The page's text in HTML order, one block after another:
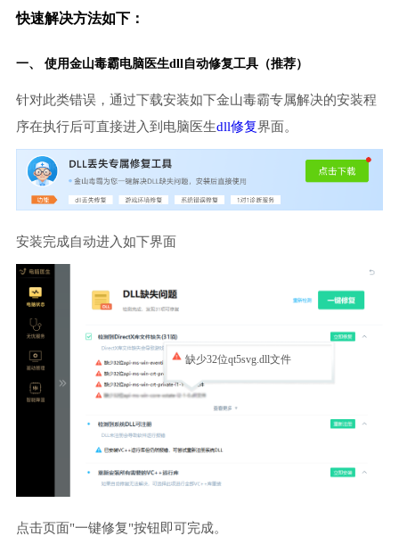
快速解决方法如下：
一、 使用金山毒霸电脑医生dll自动修复工具（推荐）
针对此类错误，通过下载安装如下金山毒霸专属解决的安装程
序在执行后可直接进入到电脑医生dll修复界面。
安装完成自动进入如下界面
缺少32位qt5svg.dll文件
点击页面"一键修复"按钮即可完成。